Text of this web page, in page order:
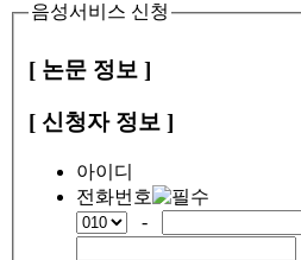
음성서비스 신청
[ 논문 정보 ]
[ 신청자 정보 ]
아이디
전화번호
-